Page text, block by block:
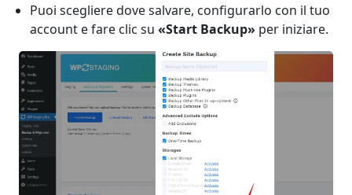
Puoi scegliere dove salvare, configurarlo con il tuo
account e fare clic su«Start Backup» per iniziare.